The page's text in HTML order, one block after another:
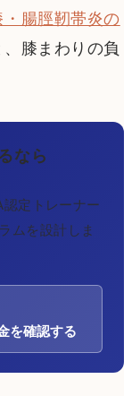
・腸脛靭帯炎の
膝まわりの負
なら
定トレーナー
ムを設計しま
を確認する